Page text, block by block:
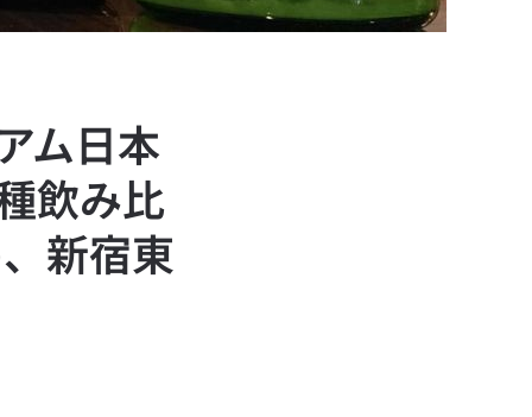
ム日本
飲み比
新宿東